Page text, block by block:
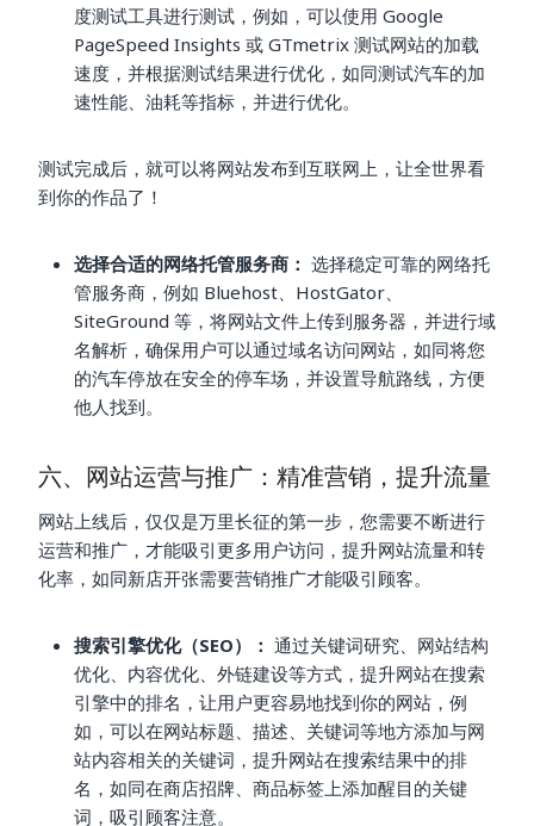
度测试工具进行测试，例如，可以使用 Google
PageSpeed Insights 或 GTmetrix 测试网站的加载
速度，并根据测试结果进行优化，如同测试汽车的加
速性能、油耗等指标，并进行优化。
测试完成后，就可以将网站发布到互联网上，让全世界看
到你的作品了！
选择合适的网络托管服务商： 选择稳定可靠的网络托
管服务商，例如 Bluehost、HostGator、
SiteGround 等，将网站文件上传到服务器，并进行域
名解析，确保用户可以通过域名访问网站，如同将您
的汽车停放在安全的停车场，并设置导航路线，方便
他人找到。
六、网站运营与推广：精准营销，提升流量
网站上线后，仅仅是万里长征的第一步，您需要不断进行
运营和推广，才能吸引更多用户访问，提升网站流量和转
化率，如同新店开张需要营销推广才能吸引顾客。
搜索引擎优化（SEO）： 通过关键词研究、网站结构
优化、内容优化、外链建设等方式，提升网站在搜索
引擎中的排名，让用户更容易地找到你的网站，例
如，可以在网站标题、描述、关键词等地方添加与网
站内容相关的关键词，提升网站在搜索结果中的排
名，如同在商店招牌、商品标签上添加醒目的关键
词，吸引顾客注意。